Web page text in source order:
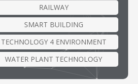
RAILWAY
SMART BUILDING
TECHNOLOGY 4 ENVIRONMENT
WATER PLANT TECHNOLOGY